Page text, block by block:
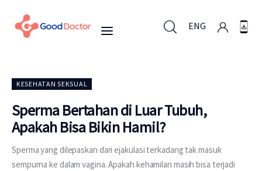
ENG
Untuk Bisnis
Untuk Anda
KESEHATAN SEKSUAL
Sperma Bertahan di Luar Tubuh,
Apakah Bisa Bikin Hamil?
Sperma yang dilepaskan dari ejakulasi terkadang tak masuk
sempurna ke dalam vagina. Apakah kehamilan masih bisa terjadi